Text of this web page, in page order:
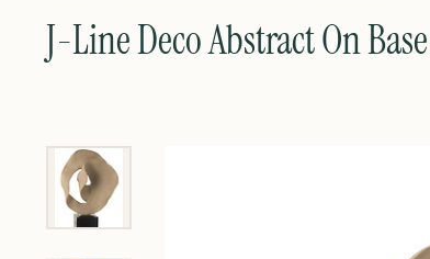
J-Line Deco Abstract On